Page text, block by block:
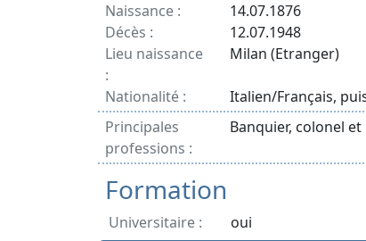
Naissance :
14.07.1876
Décès :
12.07.1948
Lieu naissance
:
Milan (Etranger)
Nationalité :
Italien/Français,
Principales
professions :
Banquier, colonel et
Formation
Universitaire :
oui